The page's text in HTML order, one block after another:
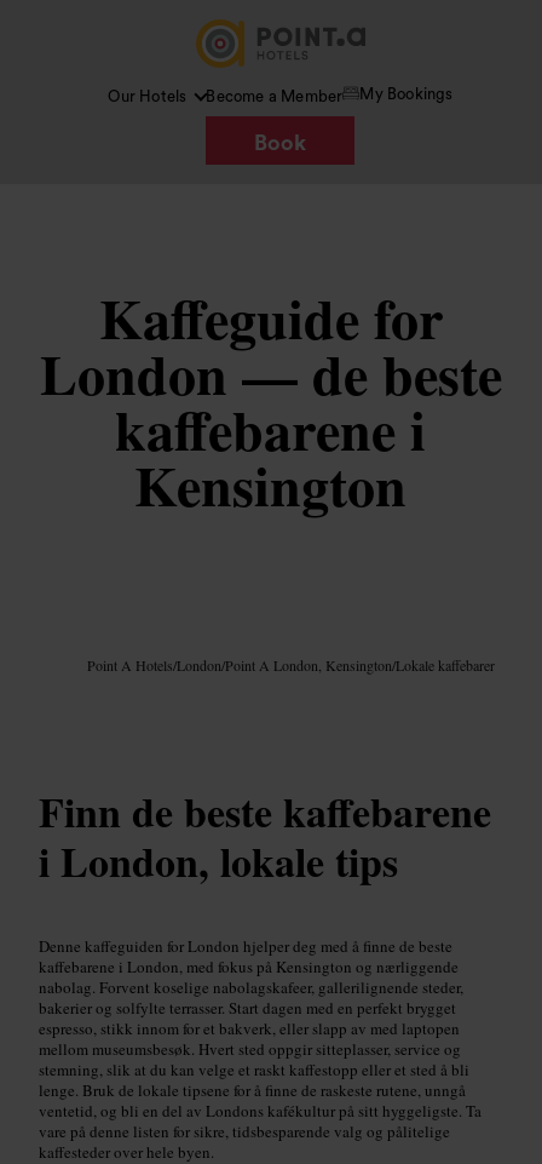
Our Hotels Become a Member My Bookings
Book
Kaffeguide for
London — de beste
kaffebarene i
Kensington
Point A Hotels/London/Point A London, Kensington/Lokale kaffebarer
Finn de beste kaffebarene
i London, lokale tips
Denne kaffeguiden for London hjelper deg med å finne de beste
kaffebarene i London, med fokus på Kensington og nærliggende
nabolag. Forvent koselige nabolagskafeer, gallerilignende steder,
bakerier og solfylte terrasser. Start dagen med en perfekt brygget
espresso, stikk innom for et bakverk, eller slapp av med laptopen
mellom museumsbesøk. Hvert sted oppgir sitteplasser, service og
stemning, slik at du kan velge et raskt kaffestopp eller et sted å bli
lenge. Bruk de lokale tipsene for å finne de raskeste rutene, unngå
ventetid, og bli en del av Londons kafékultur på sitt hyggeligste. Ta
vare på denne listen for sikre, tidsbesparende valg og pålitelige
kaffesteder over hele byen.